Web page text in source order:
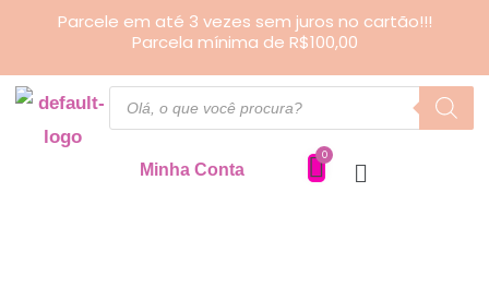
Parcele em até 3 vezes sem juros no cartão!!!
Parcela mínima de R$100,00
Pesquisar
produtos
Minha Conta